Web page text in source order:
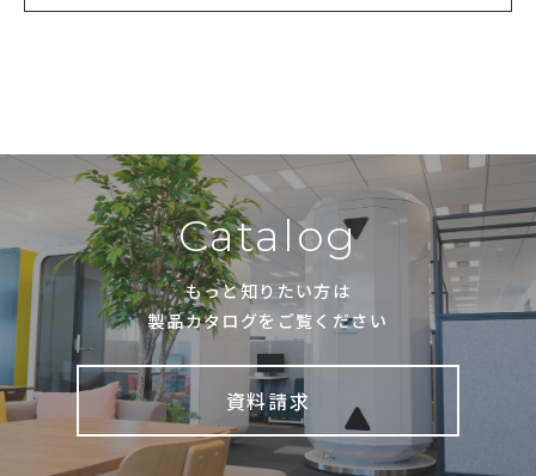
Catalog
もっと知りたい方は
製品カタログをご覧ください
資料請求